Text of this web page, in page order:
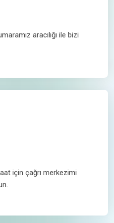
aracılığı ile bizi
için çağrı merkezimi